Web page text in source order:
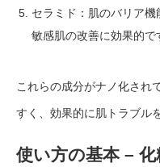
セラミド：肌のバリア
敏感肌の改善に効果的で
これらの成分がナノ化され
すく、効果的に肌トラブル
使い方の基本 –